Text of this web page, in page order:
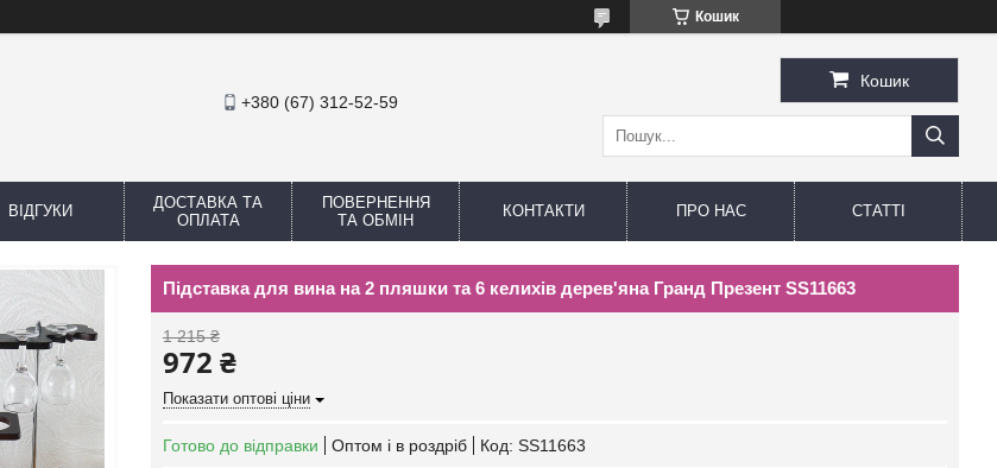
Кошик
+380 (67) 312-52-59
Кошик
ВІДГУКИ
ДОСТАВКА ТА
ОПЛАТА
ПОВЕРНЕННЯ
ТА ОБМІН
КОНТАКТИ ПРО НАС СТАТТІ
Підставка для вина на 2 пляшки та 6 келихів дерев'яна Гранд Презент SS11663
1 215 ₴
972 ₴
Показати оптові ціни
Готово до відправки Оптом і в роздріб Код: SS11663